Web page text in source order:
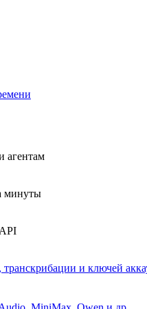
агентам
минуты
и ключей